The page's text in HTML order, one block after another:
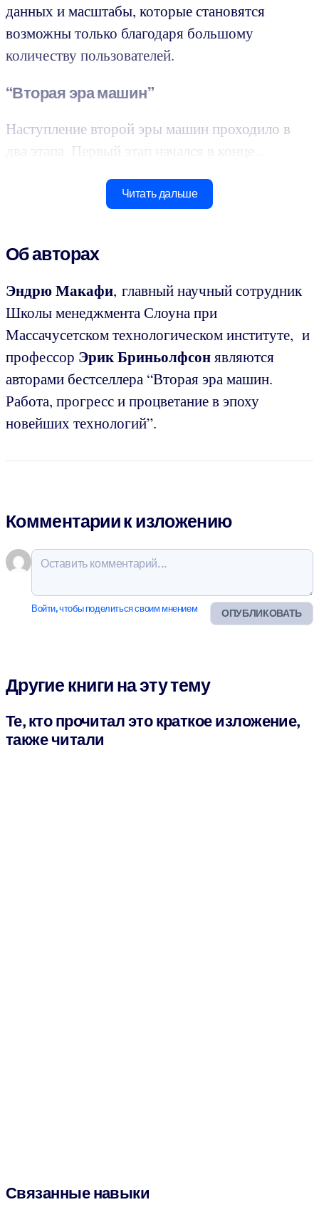
данных и масштабы, которые становятся
возможны только благодаря большому
количеству пользователей.
“Вторая эра машин”
Наступление второй эры машин проходило в
два этапа. Первый этап начался в конце ...
Читать дальше
Об авторах
Эндрю Макафи, главный научный сотрудник
Школы менеджмента Слоуна при
Массачусетском технологическом институте, и
профессор Эрик Бриньолфсонявляются
авторами бестселлера “Вторая эра машин.
Работа, прогресс и процветание в эпоху
новейших технологий”.
Комментарии к изложению
ОПУБЛИКОВАТЬ
Войти, чтобы поделиться своим мнением
Другие книги на эту тему
Те, кто прочитал это краткое изложение,
также читали
Связанные навыки